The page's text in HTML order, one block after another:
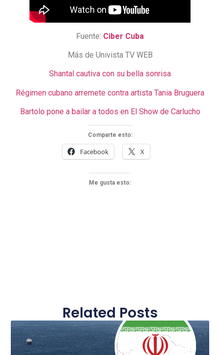
Fuente: Ciber Cuba
Más de Univista TV WEB
Shantal cautiva con su bella sonrisa
Régimen cubano arremete contra artista Tania Bruguera
Bartolo pone a bailar a todos en El Show de Carlucho
Comparte esto:
Facebook X
Me gusta esto:
Related Posts